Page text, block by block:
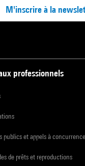
M'inscrire à la
professionnels
publics et appels à concurrence
de prêts et reproductions